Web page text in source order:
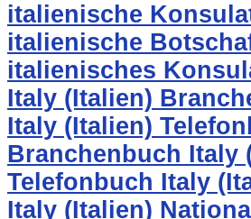
italienische
italienische
italienisches
Italy (Italien)
Italy (Italien)
Branchenbuch Italy
Telefonbuch Italy
Italy (Italien)